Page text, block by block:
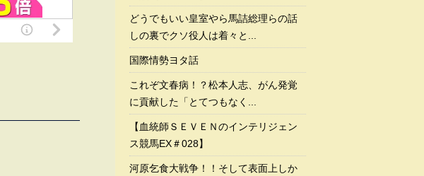
どうでもいい皇室やら馬詰総理らの話
しの裏でクソ役人は着々と...
国際情勢ヨタ話
これぞ文春病！？松本人志、がん発覚
に貢献した「とてつもなく...
【血統師ＳＥＶＥＮのインテリジェン
ス競馬EX＃028】
河原乞食大戦争！！そして表面上しか